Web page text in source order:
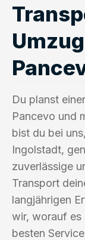
Du planst
Pancevo und
bist du bei
Ingolstadt,
zuverlässige
Transport
langjährigen
wir, worauf es
besten